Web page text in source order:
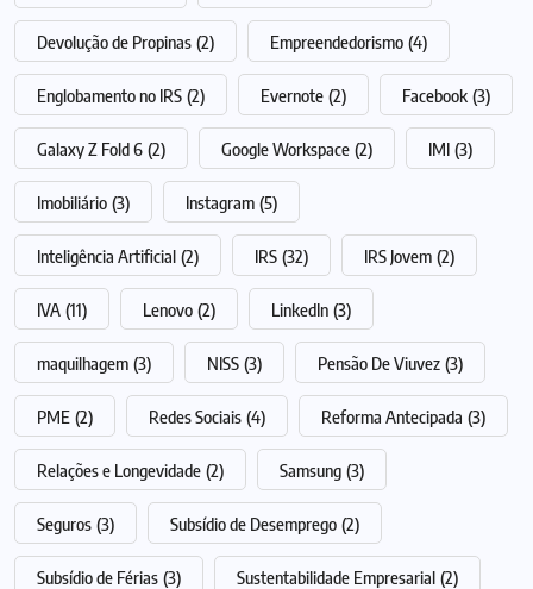
Devolução de Propinas (2) Empreendedorismo (4)
Englobamento no IRS (2) Evernote (2) Facebook (3)
Galaxy Z Fold 6 (2) Google Workspace (2) IMI (3)
Imobiliário (3) Instagram (5)
Inteligência Artificial (2) IRS (32) IRS Jovem (2)
IVA (11) Lenovo (2) LinkedIn (3)
maquilhagem (3) NISS (3) Pensão De Viuvez (3)
PME (2) Redes Sociais (4) Reforma Antecipada (3)
Relações e Longevidade (2) Samsung (3)
Seguros (3) Subsídio de Desemprego (2)
Subsídio de Férias (3) Sustentabilidade Empresarial (2)